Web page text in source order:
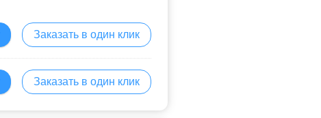
Заказать в один клик
Заказать в один клик